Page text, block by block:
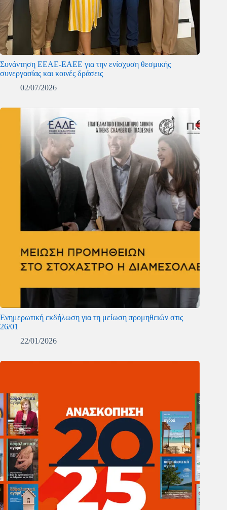
Συνάντηση ΕΕΑΕ-ΕΑΕΕ για την ενίσχυση θεσμικής
συνεργασίας και κοινές δράσεις
02/07/2026
Ενημερωτική εκδήλωση για τη μείωση προμηθειών στις
26/01
22/01/2026